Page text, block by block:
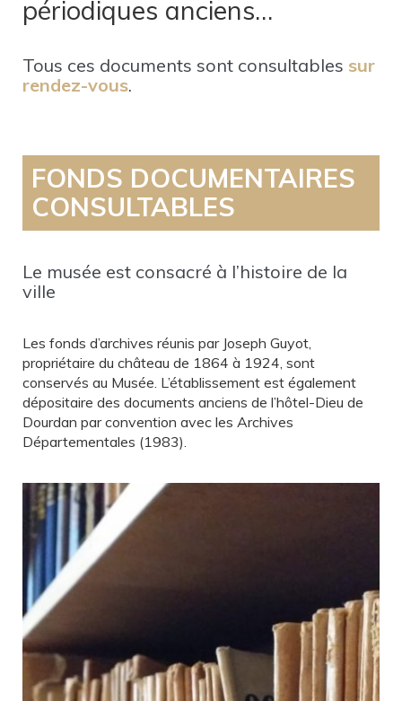
périodiques anciens…
Tous ces documents sont consultables sur
rendez-vous.
FONDS DOCUMENTAIRES
CONSULTABLES
Le musée est consacré à l’histoire de la
ville
Les fonds d’archives réunis par Joseph Guyot,
propriétaire du château de 1864 à 1924, sont
conservés au Musée. L’établissement est également
dépositaire des documents anciens de l’hôtel-Dieu de
Dourdan par convention avec les Archives
Départementales (1983).